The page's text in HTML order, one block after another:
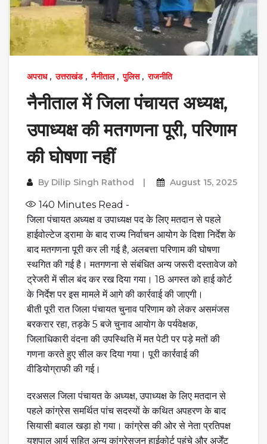
अपराध, उत्तराखंड, नैनीताल, पुलिस, राजनीति
नैनीताल में जिला पंचायत अध्यक्ष,
उपाध्यक्ष की मतगणना पूरी, परिणाम
की घोषणा नहीं
By Dilip Singh Rathod August 15, 2025
140 Minutes Read -
जिला पंचायत अध्यक्ष व उपाध्यक्ष पद के लिए मतदान से पहले
हाईवोल्टेज ड्रामा के बाद राज्य निर्वाचन आयोग के दिशा निर्देश के
बाद मतगणना पूरी कर ली गई है, अलबत्ता परिणाम की घोषणा
स्थगित की गई है। मतगणना से संबंधित अन्य जरूरी दस्तावेज को
ट्रेजरी में सील बंद कर रख दिया गया। 18 अगस्त को हाई कोर्ट
के निर्देश पर इस मामले में आगे की कार्रवाई की जाएगी।
बीती पूरी रात जिला पंचायत चुनाव परिणाम को लेकर असमंजस
बरकरार रहा, तड़के 5 बजे चुनाव आयोग के पर्यवेक्षक,
जिलाधिकारी वंदना की उपस्थिति में मत पेटी पर पड़े मतों की
गणना करते हुए सील कर दिया गया। पूरी कार्रवाई की
वीडियोग्राफी की गई।
दरअसल जिला पंचायत के अध्यक्ष, उपाध्यक्ष के लिए मतदान से
पहले कांग्रेस समर्थित पांच सदस्यों के कथित अपहरण के बाद
सियासी बवाल खड़ा हो गया। कांग्रेस की ओर से नेता प्रतिपक्ष
यशपाल आर्य सहित अन्य कांग्रेसजन हाईकोर्ट पहुंचे और अर्जेंट